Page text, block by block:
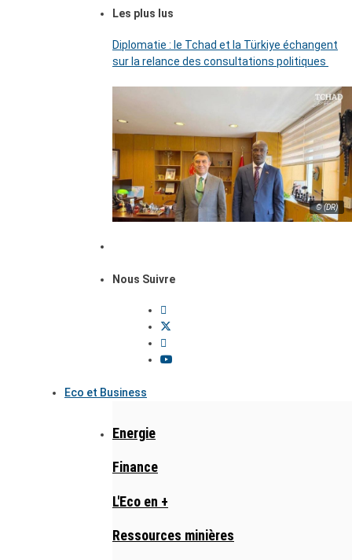
Les plus lus
Diplomatie : le Tchad et la Türkiye échangent
sur la relance des consultations politiques
© (DR)
Nous Suivre
Eco et Business
Energie
Finance
L'Eco en +
Ressources minières